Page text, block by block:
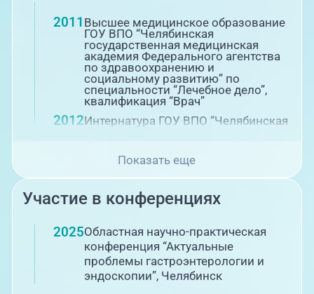
2011 Высшее медицинское образование
ГОУ ВПО “Челябинская
государственная медицинская
академия Федерального агентства
по здравоохранению и
социальному развитию” по
специальности “Лечебное дело”,
квалификация “Врач”
2012Интернатура ГОУ ВПО “Челябинская
по здравоохранению и
социальному развитию” по
специальности “Хирургия”
Повышение квалификации
2017Повышение квалификации в ФГБОУ
ВО “Южно-Уральский
государственный медицинский
университет” Министерства
здравоохранения РФ по
специальности “Хирургия”
Показать еще
Участие в конференциях
2025Областная научно-практическая
конференция “Актуальные
проблемы гастроэнтерологии и
эндоскопии”, Челябинск